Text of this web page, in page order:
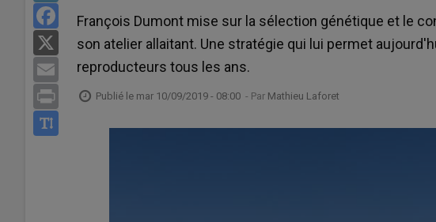
Facebook
Email
Print
François Dumont mise sur la sélection génétique et le
son atelier allaitant. Une stratégie qui lui permet
reproducteurs tous les ans.
Publié le mar 10/09/2019 - 08:00 - Par Mathieu Laforet